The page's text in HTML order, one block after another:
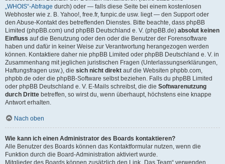
„WHOIS“-Abfrage durch) oder — falls diese Seite bei einem kostenlosen
Webhoster wie z. B. Yahoo!, free.fr, funpic.de usw. liegt — den Support oder
den Abuse-Kontakt des betreffenden Dienstes. Bitte beachte, dass phpBB
Limited (phpBB.com) und phpBB Deutschland e. V. (phpBB.de) absolut keinen
Einfluss auf die Benutzung oder den oder die Benutzer der Forensoftware
haben und dafür in keiner Weise zur Verantwortung herangezogen werden
können. Kontaktiere daher nie phpBB Limited oder phpBB Deutschland e. V. in
Zusammenhang mit jeglichen juristischen Fragen (Unterlassungserklärungen,
Haftungsfragen usw.), die sich nicht direkt auf die Websiten phpbb.com,
phpbb.de oder die phpBB-Software selbst beziehen. Falls du phpBB Limited
oder phpBB Deutschland e. V. E-Mails schreibst, die die Softwarenutzung
durch Dritte betreffen, so wirst du, wenn überhaupt, höchstens eine knappe
Antwort erhalten.
Nach oben
Wie kann ich einen Administrator des Boards kontaktieren?
Alle Benutzer des Boards können das Kontaktformular nutzen, wenn die
Funktion durch die Board-Administration aktiviert wurde.
Mitglieder des Boards können zusätzlich den Link „Das Team“ verwenden.